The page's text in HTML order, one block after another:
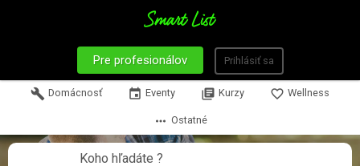
Pre profesionálov Prihlásiť sa
build Domácnosť event Eventy library_books Kurzy favorite_border Wellness
more_horiz Ostatné
Koho hľadáte ?